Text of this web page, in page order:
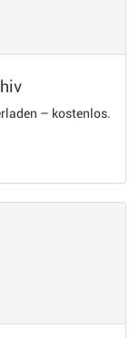
– kostenlos.